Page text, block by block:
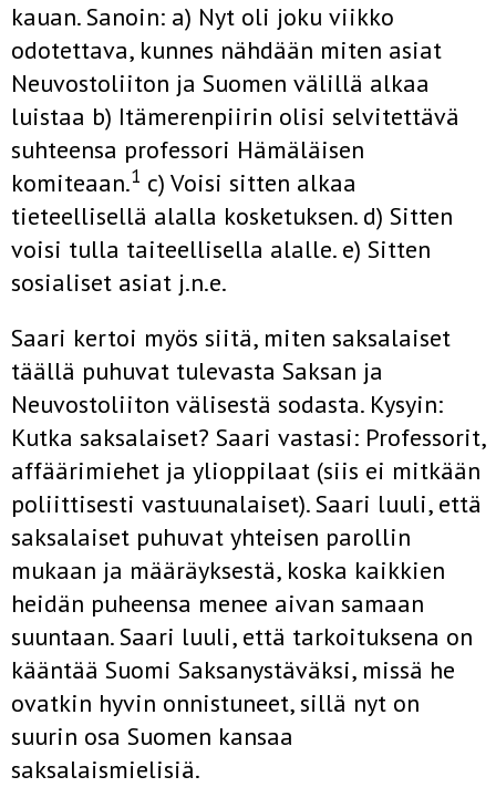
kauan. Sanoin: a) Nyt oli joku viikko
odotettava, kunnes nähdään miten asiat
Neuvostoliiton ja Suomen välillä alkaa
luistaa b) Itämerenpiirin olisi selvitettävä
suhteensa professori Hämäläi­sen
komiteaan.1 c) Voisi sitten alkaa
tieteellisellä alalla koske­tuksen. d) Sitten
voisi tulla taiteellisella alalle. e) Sitten
sosiali­set asiat j.n.e.
Saari kertoi myös siitä, miten saksalaiset
täällä puhuvat tule­vasta Saksan ja
Neuvostoliiton välisestä sodasta. Kysyin:
Kutka saksalaiset? Saari vastasi: Professorit,
affäärimiehet ja ylioppi­laat (siis ei mitkään
poliittisesti vastuunalaiset). Saari luuli, että
saksalaiset puhuvat yhteisen parollin
mukaan ja määräyksestä, koska kaikkien
heidän puheensa menee aivan samaan
suuntaan. Saari luuli, että tarkoituksena on
kääntää Suomi Saksanystäväk­si, missä he
ovatkin hyvin onnistuneet, sillä nyt on
suurin osa Suomen kansaa
saksalaismielisiä.